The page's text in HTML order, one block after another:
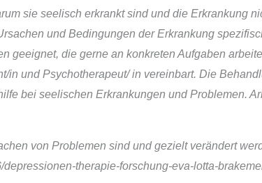
sie seelisch erkrankt sind und die Erkrankung
und Bedingungen der Erkrankung
geeignet, die gerne an konkreten Aufgaben
und Psychotherapeut/ in vereinbart. Die
bei seelischen Erkrankungen und Problemen.
von Problemen sind und gezielt verändert
therapie-forschung-eva-lotta-